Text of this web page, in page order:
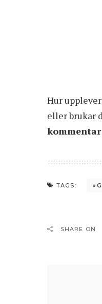
Hur
eller brukar
TAGS:
SHARE ON